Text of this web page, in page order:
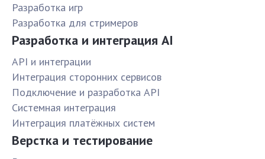
Разработка игр
Разработка для стримеров
Разработка и интеграция AI
API и интеграции
Интеграция сторонних сервисов
Подключение и разработка API
Системная интеграция
Интеграция платёжных систем
Верстка и тестирование